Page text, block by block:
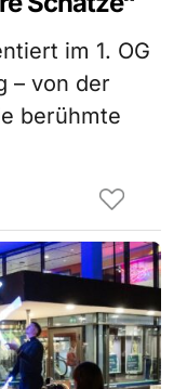
im 1. OG
– von der
berühmte